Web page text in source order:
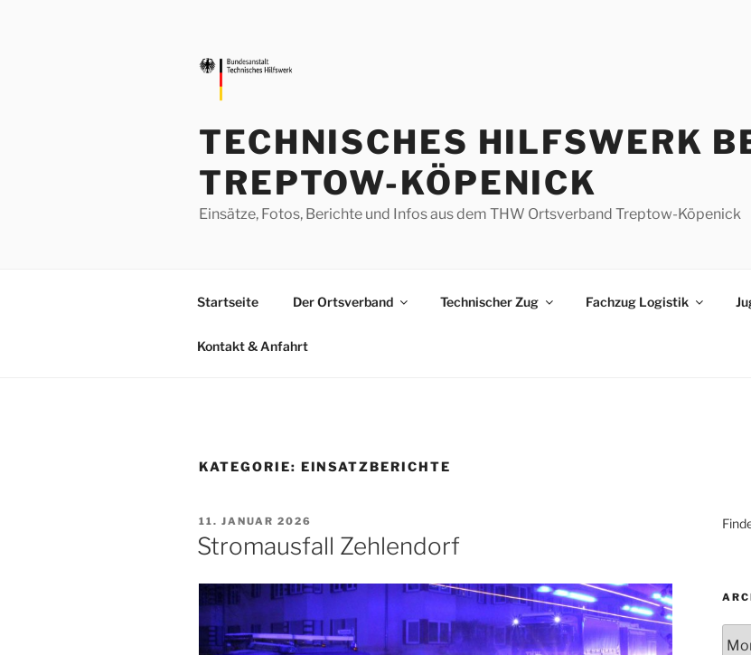
TECHNISCHES HILFSWERK
TREPTOW-KÖPENICK
Einsätze, Fotos, Berichte und Infos aus dem THW Ortsverband Treptow-Köpenick
Startseite Der Ortsverband Technischer Zug Fachzug Logistik
Kontakt & Anfahrt
KATEGORIE: EINSATZBERICHTE
VERÖFFENTLICHT
AM
11. JANUAR 2026
Stromausfall Zehlendorf